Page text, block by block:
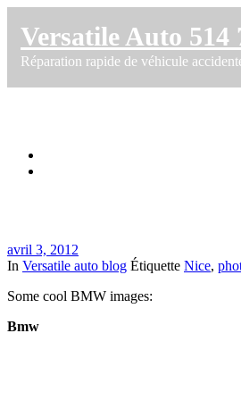
Versatile Auto 514
Réparation rapide de véhicule
avril 3, 2012
In Versatile auto blog Étiquette Nice,
Some cool BMW images:
Bmw